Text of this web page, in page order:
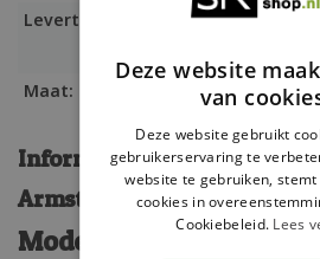
Levertijd:
Maat:
Informatie
Armstoel Paris
Moderne stapelbare
Deze website
van
Deze website gebruikt
gebruikerservaring te
website te gebruiken,
cookies in
Cookiebeleid. Lees